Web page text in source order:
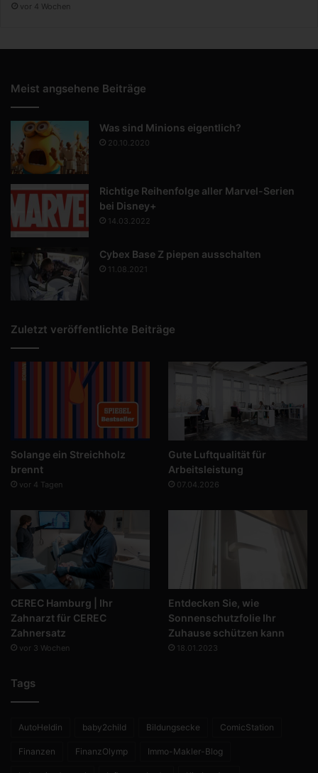
vor 4 Wochen
Meist angsehene Beiträge
Was sind Minions eigentlich?
20.10.2020
Richtige Reihenfolge aller Marvel-Serien
bei Disney+
14.03.2022
Cybex Base Z piepen ausschalten
11.08.2021
Zuletzt veröffentlichte Beiträge
Solange ein Streichholz
brennt
vor 4 Tagen
Gute Luftqualität für
Arbeitsleistung
07.04.2026
CEREC Hamburg | Ihr
Zahnarzt für CEREC
Zahnersatz
vor 3 Wochen
Entdecken Sie, wie
Sonnenschutzfolie Ihr
Zuhause schützen kann
18.01.2023
Tags
AutoHeldin baby2child Bildungsecke ComicStation
Finanzen FinanzOlymp Immo-Makler-Blog